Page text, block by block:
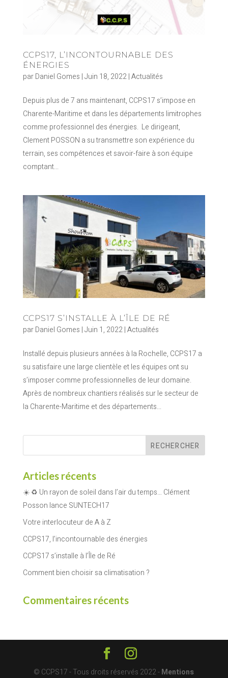
CCPS17, L’INCONTOURNABLE DES
ÉNERGIES
parDaniel Gomes |Juin 18, 2022|Actualités
Depuis plus de 7 ans maintenant, CCPS17 s’impose en
Charente-Maritime et dans les départements limitrophes
comme professionnel des énergies. Le dirigeant,
Clement POSSON a su transmettre son expérience du
terrain, ses compétences et savoir-faire à son équipe
comptant...
CCPS17 S’INSTALLE À L’ÎLE DE RÉ
parDaniel Gomes |Juin 1, 2022|Actualités
Installé depuis plusieurs années à la Rochelle, CCPS17 a
su satisfaire une large clientèle et les équipes ont su
s’imposer comme professionnelles de leur domaine.
Après de nombreux chantiers réalisés sur le secteur de
la Charente-Maritime et des départements...
Articles récents
☀️ ♻️ Un rayon de soleil dans l’air du temps… Clément
Posson lance SUNTECH17
Votre interlocuteur de A à Z
CCPS17, l’incontournable des énergies
CCPS17 s’installe à l’Île de Ré
Comment bien choisir sa climatisation ?
Commentaires récents
© CCPS17 - Tous droits réservés 2022 -Mentions